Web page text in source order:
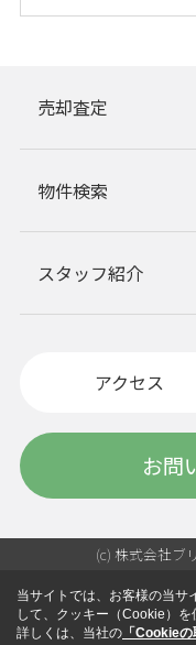
売却査定
物件検索
スタッフ紹介
アクセス
お問
(c) 株式会社ブ
当サイトでは、お客様の当サ
して、クッキー（Cookie）を
詳しくは、当社の 「Cookie